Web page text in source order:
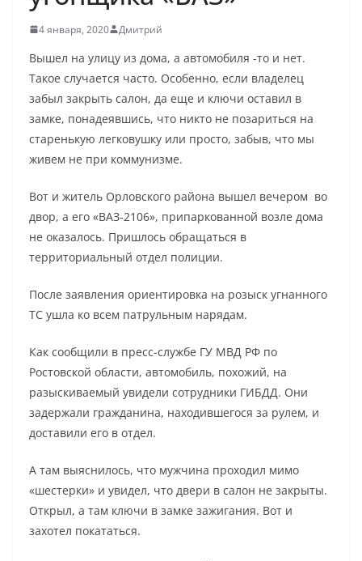
4 января, 2020 Дмитрий
Вышел на улицу из дома, а автомобиля -то и нет.
Такое случается часто. Особенно, если владелец
забыл закрыть салон, да еще и ключи оставил в
замке, понадеявшись, что никто не позариться на
старенькую легковушку или просто, забыв, что мы
живем не при коммунизме.
Вот и житель Орловского района вышел вечером во
двор, а его «ВАЗ-2106», припаркованной возле дома
не оказалось. Пришлось обращаться в
территориальный отдел полиции.
После заявления ориентировка на розыск угнанного
ТС ушла ко всем патрульным нарядам.
Как сообщили в пресс-службе ГУ МВД РФ по
Ростовской области, автомобиль, похожий, на
разыскиваемый увидели сотрудники ГИБДД. Они
задержали гражданина, находившегося за рулем, и
доставили его в отдел.
А там выяснилось, что мужчина проходил мимо
«шестерки» и увидел, что двери в салон не закрыты.
Открыл, а там ключи в замке зажигания. Вот и
захотел покататься.